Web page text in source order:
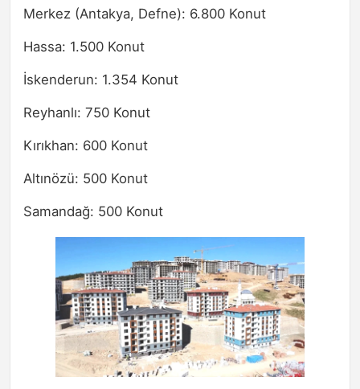
Merkez (Antakya, Defne): 6.800 Konut
Hassa: 1.500 Konut
İskenderun: 1.354 Konut
Reyhanlı: 750 Konut
Kırıkhan: 600 Konut
Altınözü: 500 Konut
Samandağ: 500 Konut